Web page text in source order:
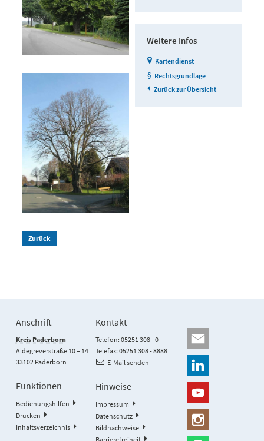
Weitere Infos
Kartendienst
Rechtsgrundlage
Zurück zur Übersicht
Zurück
Anschrift
Kreis Paderborn
Aldegreverstraße 10 – 14
33102 Paderborn
Kontakt
Telefon: 05251 308 - 0
Telefax: 05251 308 - 8888
E-Mail senden
Funktionen
Bedienungshilfen
Drucken
Inhaltsverzeichnis
Hinweise
Impressum
Datenschutz
Bildnachweise